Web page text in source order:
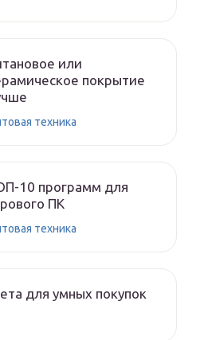
или
покрытие
техника
10 программ для
ПК
техника
для умных покупок